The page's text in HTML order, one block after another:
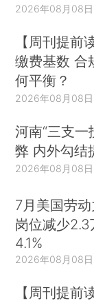
2026年08月08日
【周刊提前
缴费基数 合
何平衡？
2026年08月08日
河南“三支一
弊 内外勾结
2026年08月08日
7月美国劳
岗位减少
4.1%
2026年08月08日
【周刊提前